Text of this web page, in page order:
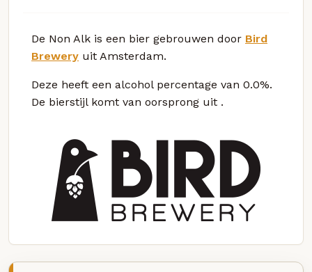
De Non Alk is een bier gebrouwen door Bird
Brewery uit Amsterdam.
Deze heeft een alcohol percentage van 0.0%.
De bierstijl komt van oorsprong uit .